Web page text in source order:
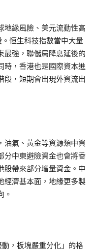
地緣風險、美元流動性高
恒生科技指數當中大量
最強，聯儲局降息延後的
時，香港也是國際資本進
段，短期會出現外資流出
油氣、黃金等資源類中資
分中東避險資金也會將香
股帶來部分增量資金。中
經濟基本面，地緣更多製
。
，板塊嚴重分化」的格